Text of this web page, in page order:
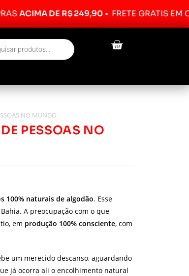
DE R$ 249,90• FRETE GRÁTIS EM
NO MUNDO
PESSOAS NO
100% naturais de algodão. Esse
A preocupação com o que
em produção 100% consciente, com
um merecido descanso, aguardando
já ocorra ali o encolhimento natural